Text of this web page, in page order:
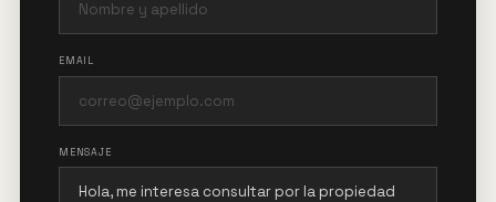
EMAIL
MENSAJE